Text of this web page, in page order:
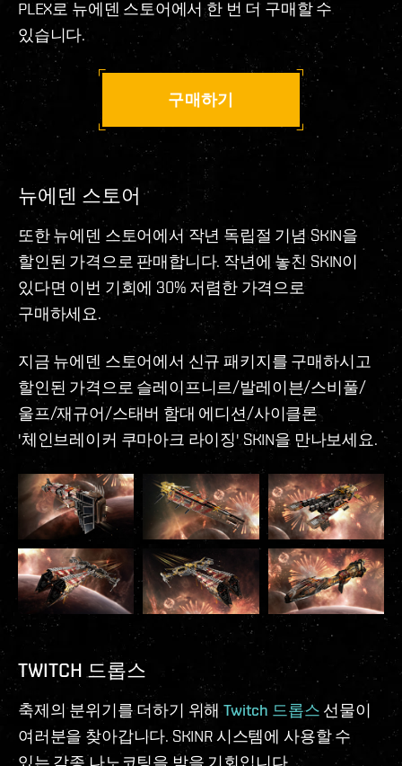
PLEX로 뉴에덴 스토어에서 한 번 더 구매할 수
있습니다.
구매하기
뉴에덴 스토어
또한 뉴에덴 스토어에서 작년 독립절 기념 SKIN을
할인된 가격으로 판매합니다. 작년에 놓친 SKIN이
있다면 이번 기회에 30% 저렴한 가격으로
구매하세요.
지금 뉴에덴 스토어에서 신규 패키지를 구매하시고
할인된 가격으로 슬레이프니르/발레이븐/스비풀/
울프/재규어/스태버 함대 에디션/사이클론
'체인브레이커 쿠마아크 라이징' SKIN을 만나보세요.
TWITCH 드롭스
축제의 분위기를 더하기 위해Twitch 드롭스 선물이
여러분을 찾아갑니다. SKINR 시스템에 사용할 수
있는 각종 나노코팅을 받을 기회입니다.